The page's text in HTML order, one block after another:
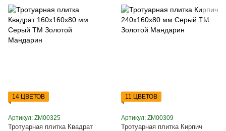
14 ЦВЕТОВ
Артикул: ZM00325
Тротуарная плитка Квадрат
11 ЦВЕТОВ
Артикул: ZM00309
Тротуарная плитка Кирпич